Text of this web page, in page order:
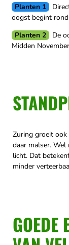
Planten 1
oogst begint
Planten 2
De
Midden
Zuring groeit
daar malser.
licht. Dat
minder
GOEDE